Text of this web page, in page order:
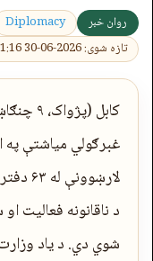
روان خبر Diplomacy
تازه شوی: 2026-06-30 13:31:16
غبرګولي میاشتې په
شوي دي. د یاد